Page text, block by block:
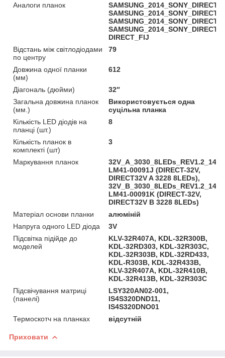
Аналоги планок
DIRECT_FIJ
Відстань між світлодіодами
по центру
79
Довжина одної планки
(мм)
612
Діагональ (дюйми)
32″
Загальна довжина планок
(мм.)
Використовується одна
суцільна планка
Кількість LED діодів на
планці (шт.)
8
Кількість планок в
комплекті (шт)
3
Маркування планок
LM41-00091J (DIRECT-32V,
DIRECT32V A 3228 8LEDs),
LM41-00091K (DIRECT-32V,
DIRECT32V B 3228 8LEDs)
Матеріал основи планки
алюміній
Напруга одного LED діода
3V
Підсвітка підійде до
моделей
KLV-32R407A, KDL-32R300B,
KDL-32RD303, KDL-32R303C,
KDL-32R303B, KDL-32RD433,
KDL-R303B, KDL-32R433B,
KLV-32R407A, KDL-32R410B,
KDL-32R413B, KDL-32R303С
Підсвічування матриці
(панелі)
LSY320AN02-001,
IS4S320DND11,
IS4S320DNO01
Термоскотч на планках
відсутній
Приховати